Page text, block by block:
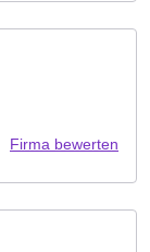
Firma bewerten